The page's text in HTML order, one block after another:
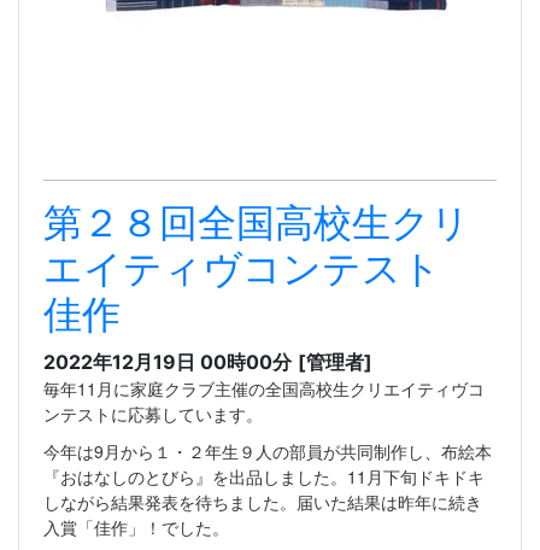
第２８回全国高校生クリ
エイティヴコンテスト
佳作
2022年12月19日 00時00分 [管理者]
毎年11月に家庭クラブ主催の全国高校生クリエイティヴコ
ンテストに応募しています。
今年は9月から１・２年生９人の部員が共同制作し、布絵本
『おはなしのとびら』を出品しました。11月下旬ドキドキ
しながら結果発表を待ちました。届いた結果は昨年に続き
入賞「佳作」！でした。